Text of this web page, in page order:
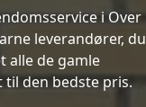
i Over
leverandører, du
alle de gamle
den bedste pris.